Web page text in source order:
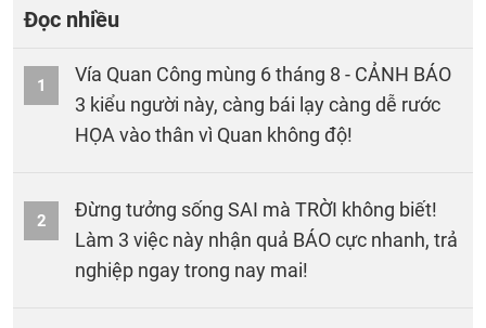
Đọc nhiều
1
Vía Quan Công mùng 6 tháng 8 - CẢNH BÁO
3 kiểu người này, càng bái lạy càng dễ rước
HỌA vào thân vì Quan không độ!
2
Đừng tưởng sống SAI mà TRỜI không biết!
Làm 3 việc này nhận quả BÁO cực nhanh, trả
nghiệp ngay trong nay mai!